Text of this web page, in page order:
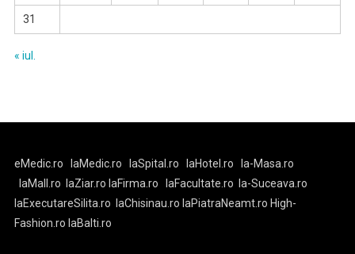
31
« iul.
eMedic.ro laMedic.ro laSpital.ro laHotel.ro
la-Masa.ro
laMall.ro
laZiar.ro laFirma.ro laFacultate.ro
la-Suceava.ro
laExecutareSilita.ro
laChisinau.ro laPiatraNeamt.ro High-
Fashion.ro laBalti.ro